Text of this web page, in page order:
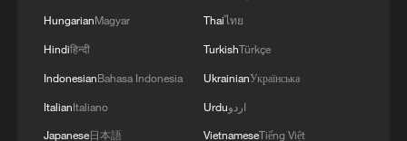
HungarianMagyar
Hindiहिन्दी
IndonesianBahasa Indonesia
ItalianItaliano
Japanese日本語
Thaiไทย
TurkishTürkçe
UkrainianУкраїнська
Urduاردو
VietnameseTiếng Việt